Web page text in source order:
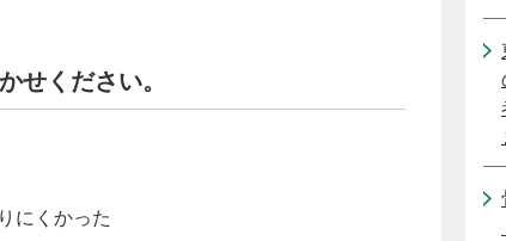
せください。
にくかった